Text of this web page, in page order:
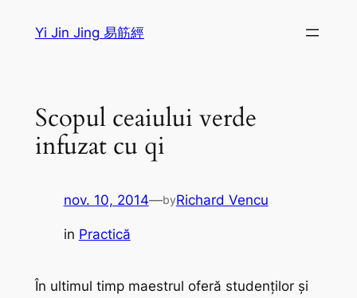
Yi Jin Jing 易筋經
Scopul ceaiului verde
infuzat cu qi
nov. 10, 2014—byRichard Vencu
in Practică
În ultimul timp maestrul oferă studenților și